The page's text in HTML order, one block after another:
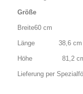
Größe
Breite60 cm
Länge 38,6 cm
Höhe 81,2
Lieferung per